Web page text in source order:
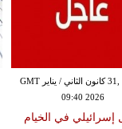
السبت ,31 كانون الثاني / يناير GMT
09:40 2026
إسرائيلي في الخيام